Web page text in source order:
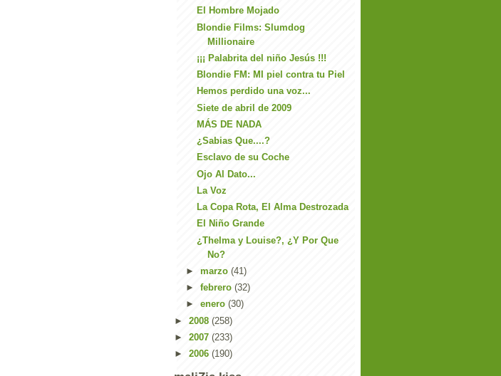
El Hombre Mojado
Blondie Films: Slumdog
Millionaire
¡¡¡ Palabrita del niño Jesús !!!
Blondie FM: MI piel contra tu Piel
Hemos perdido una voz...
Siete de abril de 2009
MÁS DE NADA
¿Sabias Que....?
Esclavo de su Coche
Ojo Al Dato...
La Voz
La Copa Rota, El Alma Destrozada
El Niño Grande
¿Thelma y Louise?, ¿Y Por Que
No?
► marzo (41)
► febrero (32)
► enero (30)
► 2008 (258)
► 2007 (233)
► 2006 (190)